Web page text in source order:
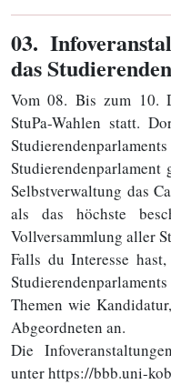
03.
das
Vom 08. Bis zum 10.
StuPa-Wahlen statt.
Selbstverwaltung das
als das höchste
Vollversammlung aller
Falls du Interesse
Themen wie
Abgeordneten an.
Die
unter https://bbb.uni-